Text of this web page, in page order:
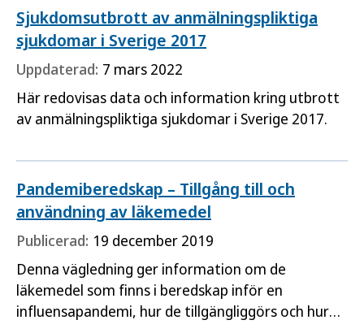
och färre vårdbesök har bidragit till färre fall av
vissa smittsamma sjukdomar.
Sjukdomsutbrott av anmälningspliktiga
sjukdomar i Sverige 2017
Uppdaterad: 7 mars 2022
Här redovisas data och information kring utbrott
av anmälningspliktiga sjukdomar i Sverige 2017.
Pandemiberedskap – Tillgång till och
användning av läkemedel
Publicerad: 19 december 2019
Denna vägledning ger information om de
läkemedel som finns i beredskap inför en
influensapandemi, hur de tillgängliggörs och hur